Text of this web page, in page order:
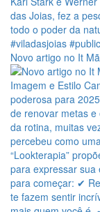
Novo artigo no It